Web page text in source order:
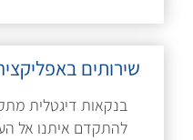
שירותים
בנקאות דיגטלית
להתקדם איתנו אל